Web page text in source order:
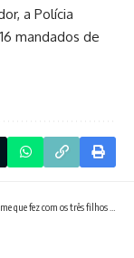
a Polícia
mandados de
'Até então eu era coadjuvante, um galãzinho que aparecia'